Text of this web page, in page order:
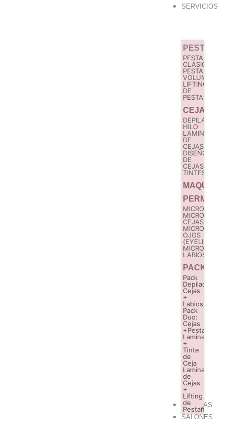
SERVICIOS
PESTAÑAS
CLÁSICAS
PESTAÑAS
VOLUMEN
LIFTING
DE
PESTAÑAS
CEJAS
DEPILACIÓN
HILO
LAMINADO
DE
CEJAS
DISEÑO
DE
CEJAS
TINTES
CEJAS
OJOS
(EYELINER)
LABIOS
PACKS
Pack
Depilación
Cejas
+
Labios
Pack
Duo:
Cejas
+Pestañas
Laminado
+
Tinte
de
Ceja
Laminado
de
Cejas
+
Lifting
de
Pestaña
OFERTAS
SALONES